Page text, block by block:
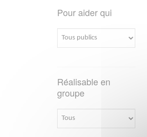
Pour aider qui
Réalisable en
groupe